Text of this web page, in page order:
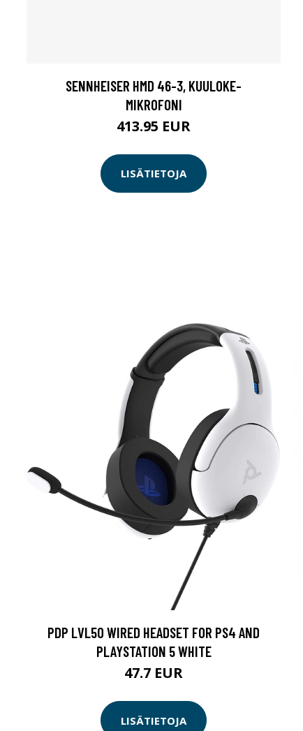
SENNHEISER HMD 46-3, KUULOKE-
MIKROFONI
413.95 EUR
LISÄTIETOJA
PDP LVL50 WIRED HEADSET FOR PS4 AND
PLAYSTATION 5 WHITE
47.7 EUR
LISÄTIETOJA